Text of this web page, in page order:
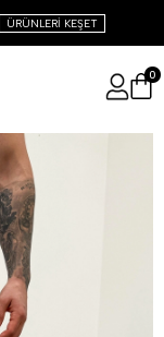
ÜRÜNLERİ KEŞET
0